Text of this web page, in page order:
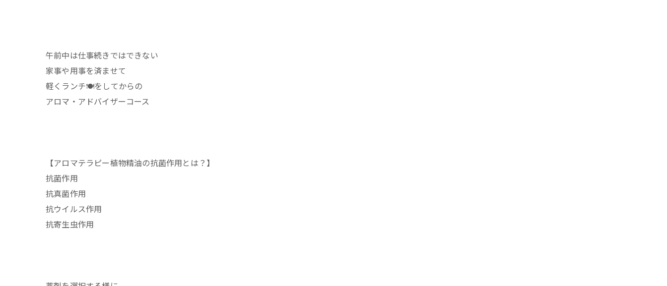
午前中は仕事続きではできない
家事や用事を済ませて
軽くランチ🍽️をしてからの
アロマ・アドバイザーコース
【アロマテラピー植物精油の抗菌作用とは？】
抗菌作用
抗真菌作用
抗ウイルス作用
抗寄生虫作用